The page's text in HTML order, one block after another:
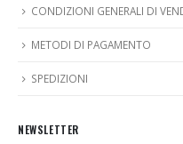
CONDIZIONI GENERALI DI
METODI DI PAGAMENTO
SPEDIZIONI
NEWSLETTER